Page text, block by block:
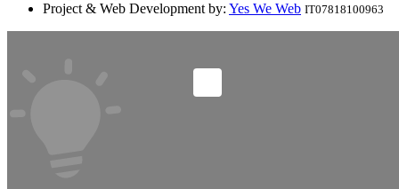
Project & Web Development by: Yes We Web IT07818100963